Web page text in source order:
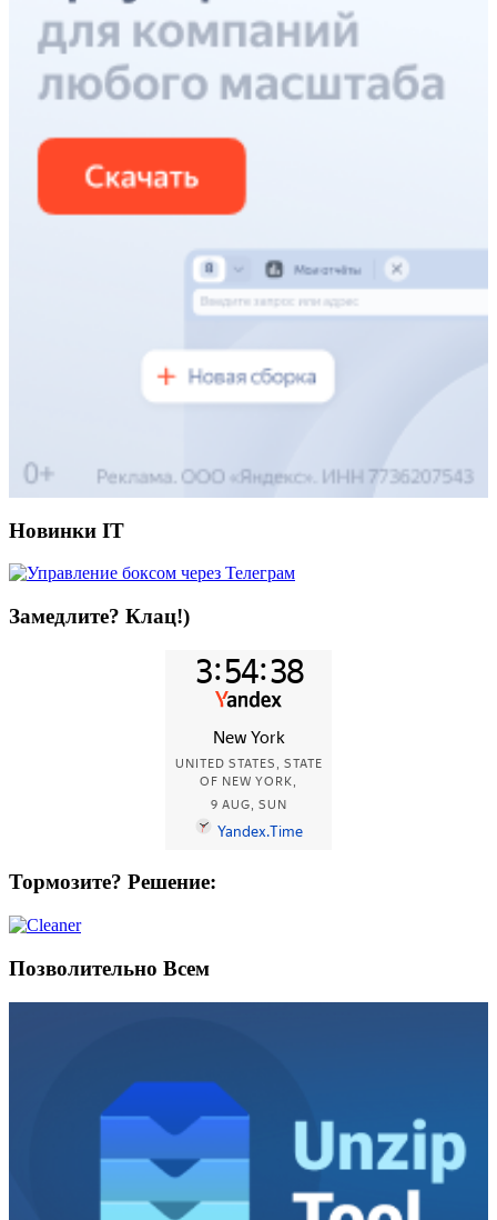
Новинки IT
Замедлите? Клац!)
Тормозите? Решение:
Позволительно Всем